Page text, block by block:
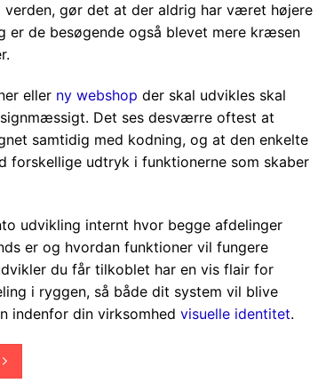
verden, gør det at der aldrig har været højere
er de besøgende også blevet mere kræsen
eller ny webshop der skal udvikles skal
Det ses desværre oftest at
samtidig med kodning, og at den enkelte
forskellige udtryk i funktionerne som skaber
udvikling internt hvor begge afdelinger
er og hvordan funktioner vil fungere
du får tilkoblet har en vis flair for
i ryggen, så både dit system vil blive
indenfor din virksomhed visuelle identitet.